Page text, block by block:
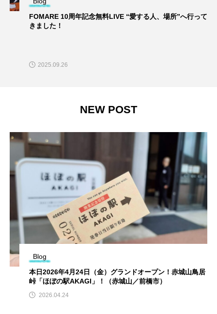
FOMARE 10周年記念無料LIVE “愛する人、場所”へ行って
きました！
2025.09.26
NEW POST
Blog
本日2026年4月24日（金）グランドオープン！赤城山鳥居
峠「ほぼの駅AKAGI」！（赤城山／前橋市）
2026.04.24